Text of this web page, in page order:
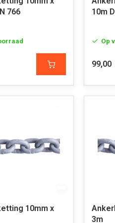
766
10m
Op
99,00
10mm x
3m